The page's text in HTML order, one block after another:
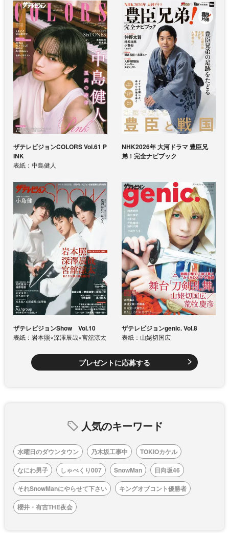
ザテレビジョンCOLORS Vol.61 P
INK
表紙：中島健人
NHK2026年 大河ドラマ 豊臣兄
弟！完全ナビブック
ザテレビジョンShow Vol.10
表紙：岩本照×深澤辰哉×宮舘涼太
ザテレビジョンgenic. Vol.8
表紙：山姥切国広
プレゼントに応募する
人気のキーワード
水曜日のダウンタウン 乃木坂工事中
TOKIOカケル
なにわ男子
しゃべくり007 SnowMan
日向坂46
それSnowManにやらせて下さい
キングオブコント優勝者
櫻井・有吉THE夜会